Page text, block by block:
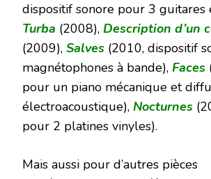
dispositif sonore pour 3 guitares
Turba (2008), Description d’un
(2009), Salves (2010, dispositif
magnétophones à bande), Faces
pour un piano mécanique et
électroacoustique), Nocturnes
pour 2 platines vinyles).
Mais aussi pour d’autres pièces